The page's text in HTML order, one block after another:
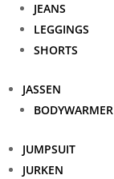
JEANS
LEGGINGS
SHORTS
JASSEN
BODYWARMER
JUMPSUIT
JURKEN